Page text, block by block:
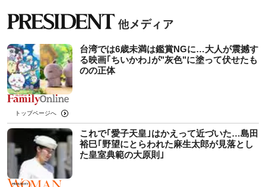
台湾では6歳未満は鑑賞NGに…大人が震撼す
る映画｢ちいかわ｣が"灰色"に塗って伏せたも
のの正体
トップページへ
これで｢愛子天皇｣はかえって近づいた…島田
裕巳｢野望にとらわれた麻生太郎が見落とし
た皇室典範の大原則｣